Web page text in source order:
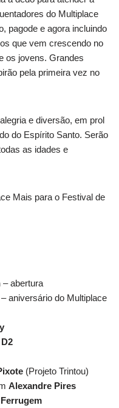
do Multiplace
pagode e agora incluindo
que vem crescendo no
os jovens. Grandes
pela primeira vez no
e diversão, em prol
do Espírito Santo. Serão
as idades e
Mais para o Festival de
– abertura
aniversário do Multiplace
(Projeto Trintou)
Alexandre Pires
Ferrugem